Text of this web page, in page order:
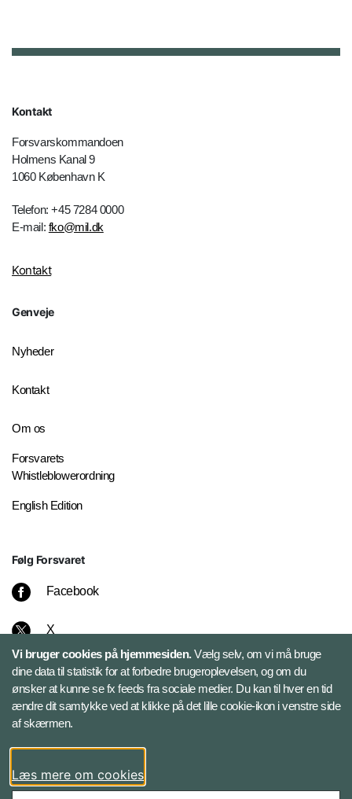
Kontakt
Forsvarskommandoen
Holmens Kanal 9
1060 København K
Telefon: +45 7284 0000
E-mail: fko@mil.dk
Kontakt
Genveje
Nyheder
Kontakt
Om os
Forsvarets
Whistleblowerordning
English Edition
Følg Forsvaret
Facebook
X
Instagram
Bluesky
LinkedIn
Vi bruger cookies på hjemmesiden.Vælg selv, om vi må bruge
dine data til statistik for at forbedre brugeroplevelsen, og om du
ønsker at kunne se fx feeds fra sociale medier. Du kan til hver en tid
ændre dit samtykke ved at klikke på det lille cookie-ikon i venstre side
af skærmen.
Læs mere om cookies